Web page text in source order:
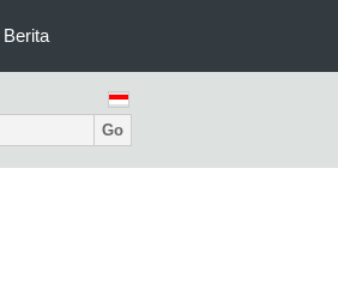
Berita
Go